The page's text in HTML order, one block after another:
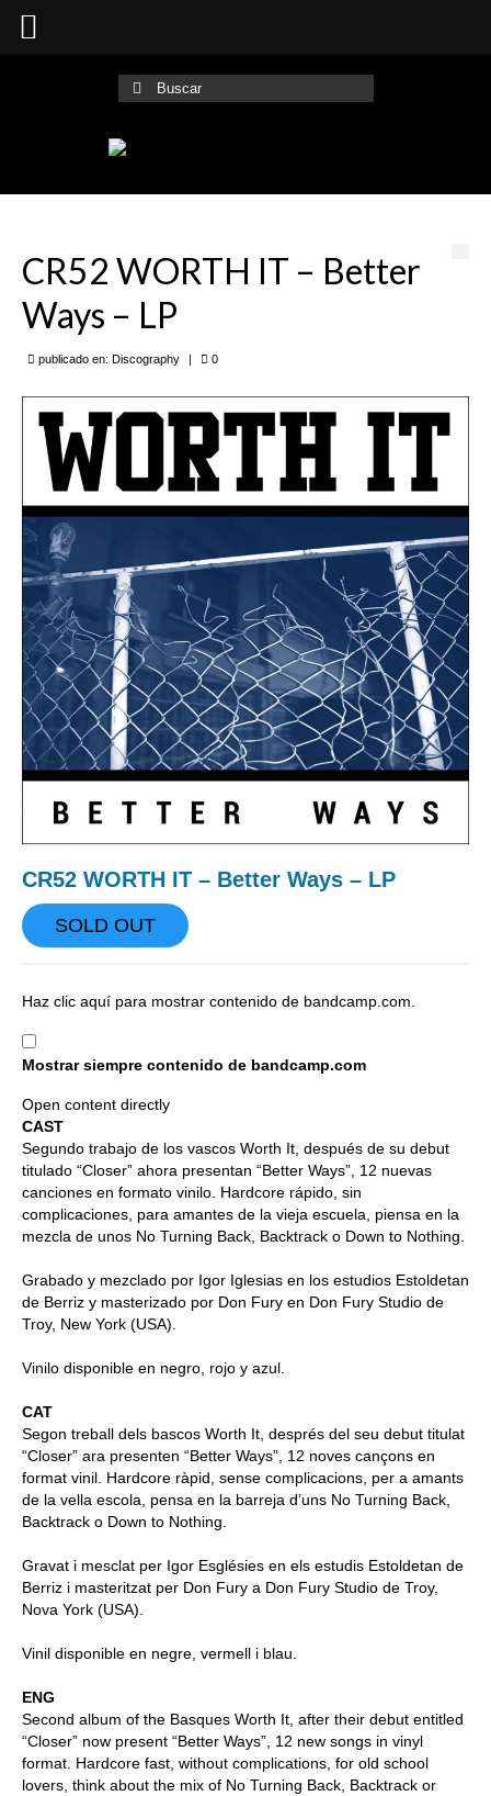
Buscar
por:
CR52 WORTH IT – Better
Ways – LP
publicado en: Discography | 0
CR52 WORTH IT – Better Ways – LP
SOLD OUT
Mostrar
de
bandcamp.com
Haz clic aquí para mostrar contenido de bandcamp.com.
Mostrar siempre contenido de bandcamp.com
Open content directly
CAST
Segundo trabajo de los vascos Worth It, después de su debut
titulado “Closer” ahora presentan “Better Ways”, 12 nuevas
canciones en formato vinilo. Hardcore rápido, sin
complicaciones, para amantes de la vieja escuela, piensa en la
mezcla de unos No Turning Back, Backtrack o Down to Nothing.
Grabado y mezclado por Igor Iglesias en los estudios Estoldetan
de Berriz y masterizado por Don Fury en Don Fury Studio de
Troy, New York (USA).
Vinilo disponible en negro, rojo y azul.
CAT
Segon treball dels bascos Worth It, després del seu debut titulat
“Closer” ara presenten “Better Ways”, 12 noves cançons en
format vinil. Hardcore ràpid, sense complicacions, per a amants
de la vella escola, pensa en la barreja d’uns No Turning Back,
Backtrack o Down to Nothing.
Gravat i mesclat per Igor Esglésies en els estudis Estoldetan de
Berriz i masteritzat per Don Fury a Don Fury Studio de Troy,
Nova York (USA).
Vinil disponible en negre, vermell i blau.
ENG
Second album of the Basques Worth It, after their debut entitled
“Closer” now present “Better Ways”, 12 new songs in vinyl
format. Hardcore fast, without complications, for old school
lovers, think about the mix of No Turning Back, Backtrack or